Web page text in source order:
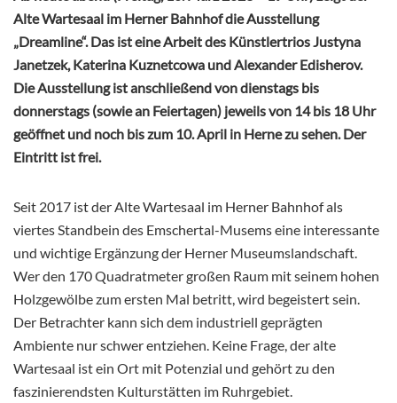
Alte Wartesaal im Herner Bahnhof die Ausstellung
„Dreamline“. Das ist eine Arbeit des Künstlertrios Justyna
Janetzek, Katerina Kuznetcowa und Alexander Edisherov.
Die Ausstellung ist anschließend von dienstags bis
donnerstags (sowie an Feiertagen) jeweils von 14 bis 18 Uhr
geöffnet und noch bis zum 10. April in Herne zu sehen. Der
Eintritt ist frei.
Seit 2017 ist der Alte Wartesaal im Herner Bahnhof als
viertes Standbein des Emschertal-Musems eine interessante
und wichtige Ergänzung der Herner Museumslandschaft.
Wer den 170 Quadratmeter großen Raum mit seinem hohen
Holzgewölbe zum ersten Mal betritt, wird begeistert sein.
Der Betrachter kann sich dem industriell geprägten
Ambiente nur schwer entziehen. Keine Frage, der alte
Wartesaal ist ein Ort mit Potenzial und gehört zu den
faszinierendsten Kulturstätten im Ruhrgebiet.